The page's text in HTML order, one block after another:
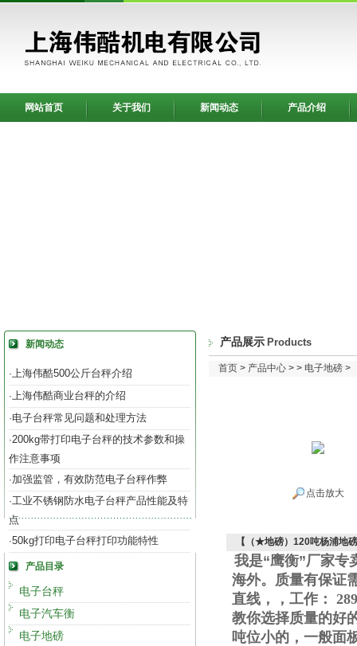
网站首页 关于我们 新闻动态 产品介绍
新闻动态
·上海伟酷500公斤台秤介绍
·上海伟酷商业台秤的介绍
·电子台秤常见问题和处理方法
·200kg带打印电子台秤的技术参数和操
作注意事项
·加强监管，有效防范电子台秤作弊
·工业不锈钢防水电子台秤产品性能及特
点
·50kg打印电子台秤打印功能特性
产品目录
电子台秤
电子汽车衡
电子地磅
产品展示 Products
首页 > 产品中心 > > 电子地磅 >
点击放大
【（★地磅）120吨杨浦地
我是“鹰衡”厂家专
海外。质量有保证
直线 ， ，工作 ：
教你选择质量的好
吨位小的，一般面